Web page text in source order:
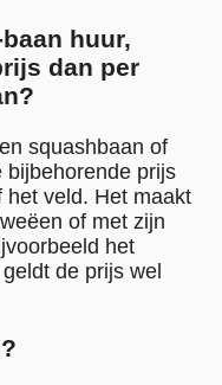
huur,
dan per
squashbaan of
bijbehorende prijs
het veld. Het maakt
of met zijn
het
de prijs wel